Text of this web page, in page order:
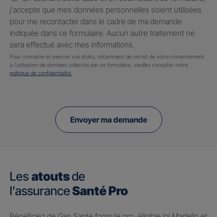
j'accepte que mes données personnelles soient utilisées
pour me recontacter dans le cadre de ma demande
indiquée dans ce formulaire. Aucun autre traitement ne
sera effectué avec mes informations.
Pour connaitre et exercer vos droits, notamment de retrait de votre consentement
à l'utilisation de données collectés par ce formulaire, veuillez consulter notre
politique de confidentialité.
Envoyer ma demande
Les atoutsde
l’assuranceSanté Pro